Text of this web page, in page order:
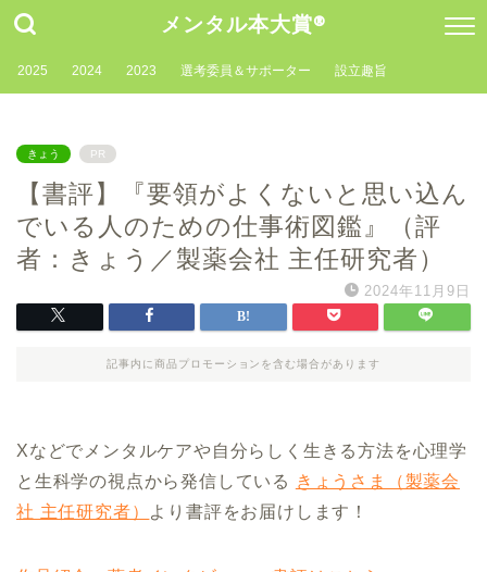
メンタル本大賞®
2025 2024 2023 選考委員＆サポーター 設立趣旨
きょう PR
【書評】『要領がよくないと思い込ん
でいる人のための仕事術図鑑』（評
者：きょう／製薬会社 主任研究者）
2024年11月9日
記事内に商品プロモーションを含む場合があります
Xなどでメンタルケアや自分らしく生きる方法を心理学
と生科学の視点から発信している きょうさま（製薬会
社 主任研究者） より書評をお届けします！